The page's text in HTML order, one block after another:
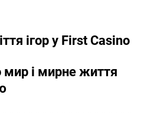
ігор у First Casino
мир і мирне життя